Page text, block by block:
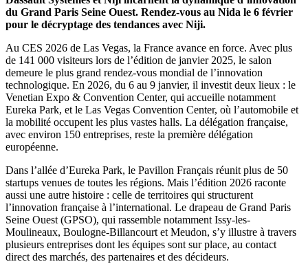
du Grand Paris Seine Ouest. Rendez-vous au Nida le 6 février
pour le décryptage des tendances avec Niji.
Au CES 2026 de Las Vegas, la France avance en force. Avec plus
de 141 000 visiteurs lors de l’édition de janvier 2025, le salon
demeure le plus grand rendez-vous mondial de l’innovation
technologique. En 2026, du 6 au 9 janvier, il investit deux lieux : le
Venetian Expo & Convention Center, qui accueille notamment
Eureka Park, et le Las Vegas Convention Center, où l’automobile et
la mobilité occupent les plus vastes halls. La délégation française,
avec environ 150 entreprises, reste la première délégation
européenne.
Dans l’allée d’Eureka Park, le Pavillon Français réunit plus de 50
startups venues de toutes les régions. Mais l’édition 2026 raconte
aussi une autre histoire : celle de territoires qui structurent
l’innovation française à l’international. Le drapeau de Grand Paris
Seine Ouest (GPSO), qui rassemble notamment Issy-les-
Moulineaux, Boulogne-Billancourt et Meudon, s’y illustre à travers
plusieurs entreprises dont les équipes sont sur place, au contact
direct des marchés, des partenaires et des décideurs.